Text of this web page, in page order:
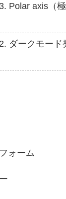
Polar axis（極
ダークモード
ォーム